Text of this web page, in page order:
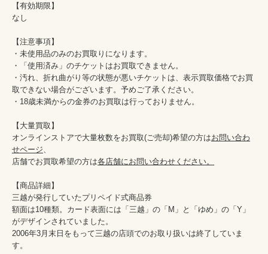
【有効期限】
なし
【注意事項】
・未使用品のみのお買取りになります。
・「使用済み」のチケットはお買取できません。
・汚れ、折れ曲がり等の状態が悪いチケットは、表示買取価格でお買
取できない場合がございます。予めご了承ください。
・18歳未満からの金券のお買取は行っておりません。
【大量買取】
オンラインストアで大量枚数をお買取(ご売却)希望の方はお問い合わ
せページ
店舗でお買取希望の方は各店舗にお問い合わせください。
【商品詳細】
三越が発行していたプリペイド式商品券
額面は10種類。カード表面には「三越」の「M」と「ゆめ」の「Y」
がデザインされていました。
2006年3月末日をもって三越の店頭でのお取り扱いは終了していま
す。